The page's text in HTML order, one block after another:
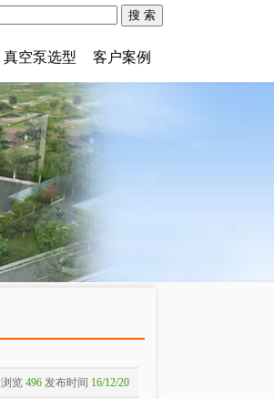
真空泵选型 客户案例
浏览 496 发布时间 16/12/20